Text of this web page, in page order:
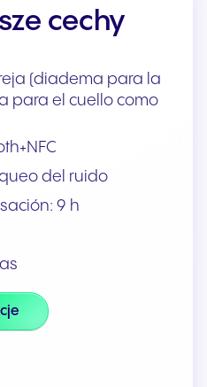
cechy
(diadema para la
para el cuello como
del ruido
9 h